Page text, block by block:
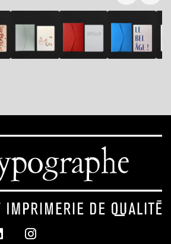
5,90 5,90€ 5,90€